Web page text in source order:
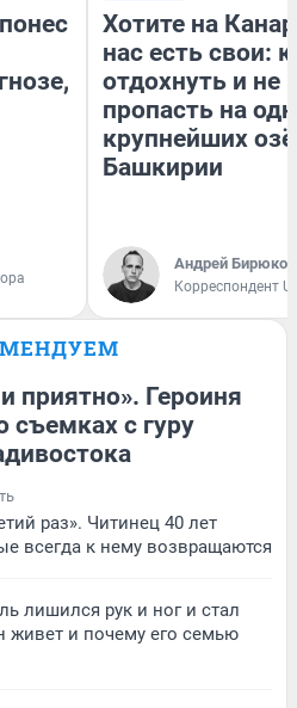
Хотите на
нас есть свои:
отдохнуть и не
пропасть на
крупнейших
Башкирии
Андрей Бирюков
Корреспондент
приятно». Героиня
съемках с гуру
раз». Читинец 40 лет
всегда к нему возвращаются
лишился рук и ног и стал
живет и почему его семью